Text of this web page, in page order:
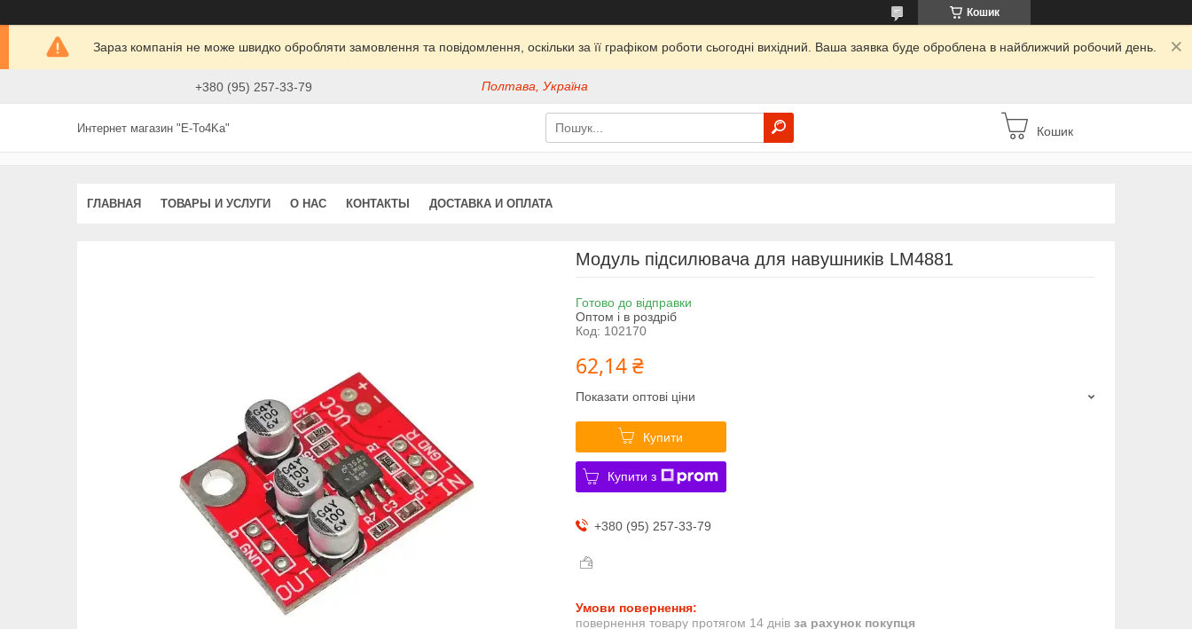
Кошик
Зараз компанія не може швидко обробляти замовлення та повідомлення, оскільки за її графіком роботи сьогодні вихідний. Ваша заявка буде оброблена в найближчий робочий день.
+380 (95) 257-33-79 Полтава, Україна
Интернет магазин "E-To4Ka" Кошик
ГЛАВНАЯ ТОВАРЫ И УСЛУГИ О НАС КОНТАКТЫ ДОСТАВКА И ОПЛАТА
Модуль підсилювача для навушників LM4881
Готово до відправки
Оптом і в роздріб
Код: 102170
62,14 ₴
Показати оптові ціни
Купити
Купити з
+380 (95) 257-33-79
повернення товару протягом 14 днів за рахунок покупця